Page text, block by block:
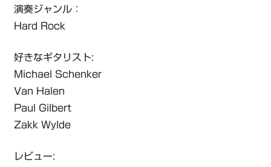
演奏ジャンル：
Hard Rock
好きなギタリスト:
Michael Schenker
Van Halen
Paul Gilbert
Zakk Wylde
レビュー: